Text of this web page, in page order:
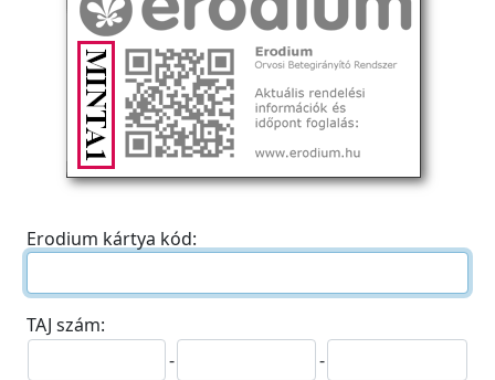
Erodium kártya kód:
TAJ szám:
-
-